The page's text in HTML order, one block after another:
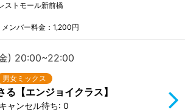
ストモール新前橋
ンバー料金：1,200円
) 20:00~22:00
男女ミックス
【エンジョイクラス】
ャンセル待ち: 0